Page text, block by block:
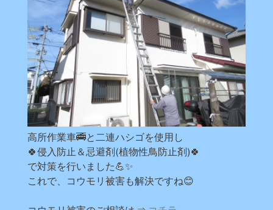
高所作業車🚎と二連ハシゴを使用し
🍀侵入防止＆忌避剤(植物性鳥防止剤)🍀
で対策を行いました💪✨
これで、コウモリ被害も解決ですね😊